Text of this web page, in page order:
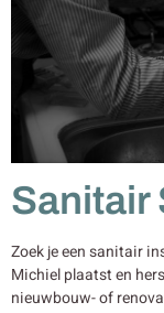
Sanitair
Zoek je een sanitair
Michiel plaatst en
nieuwbouw- of